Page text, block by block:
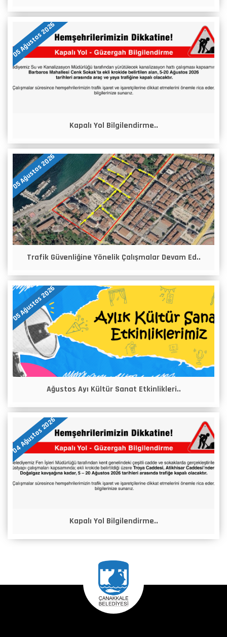
05 Ağustos 2026
Kapalı Yol Bilgilendirme..
05 Ağustos 2026
Trafik Güvenliğine Yönelik Çalışmalar Devam Ed..
05 Ağustos 2026
Ağustos Ayı Kültür Sanat Etkinlikleri..
04 Ağustos 2026
Kapalı Yol Bilgilendirme..